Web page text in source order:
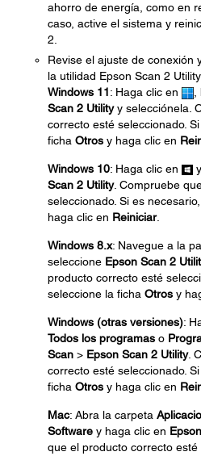
ahorro de energía, como en
caso, active el sistema y
2.
Revise el ajuste de conexión
la utilidad Epson Scan 2
Windows 11: Haga clic en
Scan 2 Utilityy selecciónela.
correcto esté seleccionado.
ficha Otros y haga clic en
Windows 10: Haga clic en
Scan 2 Utility. Compruebe
seleccionado. Si es
haga clic en Reiniciar.
Windows 8.x: Navegue a la
seleccione Epson Scan 2
producto correcto esté
seleccione la ficha Otros y
Windows (otras versiones):
Todos los programas o
Scan > Epson Scan 2 Utility.
correcto esté seleccionado.
ficha Otros y haga clic en
Mac: Abra la carpeta
Software y haga clic en
que el producto correcto esté